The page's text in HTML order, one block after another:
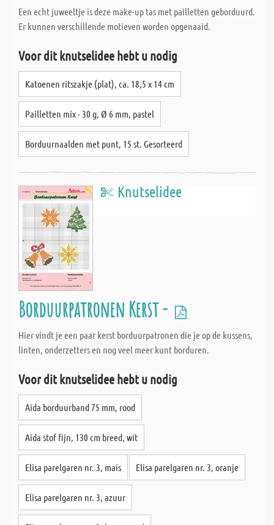
Een echt juweeltje is deze make-up tas met pailletten geborduurd.
Er kunnen verschillende motieven worden opgenaaid.
Voor dit knutselidee hebt u nodig
Katoenen ritszakje (plat), ca. 18,5 x 14 cm
Pailletten mix - 30 g, Ø 6 mm, pastel
Borduurnaalden met punt, 15 st. Gesorteerd
Knutselidee
Borduurpatronen Kerst -
Hier vindt je een paar kerst borduurpatronen die je op de kussens,
linten, onderzetters en nog veel meer kunt borduren.
Voor dit knutselidee hebt u nodig
Aida borduurband 75 mm, rood
Aida stof fijn, 130 cm breed, wit
Elisa parelgaren nr. 3, mais Elisa parelgaren nr. 3, oranje
Elisa parelgaren nr. 3, azuur